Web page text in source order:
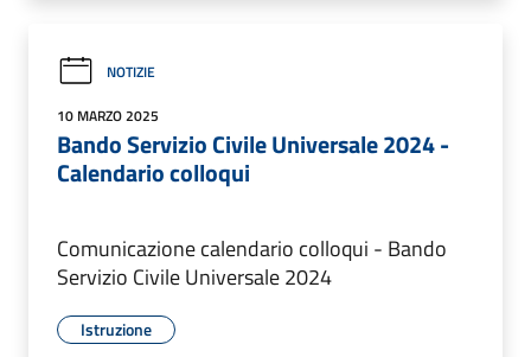
NOTIZIE
10 MARZO 2025
Bando Servizio Civile Universale 2024 -
Calendario colloqui
Comunicazione calendario colloqui - Bando
Servizio Civile Universale 2024
Istruzione